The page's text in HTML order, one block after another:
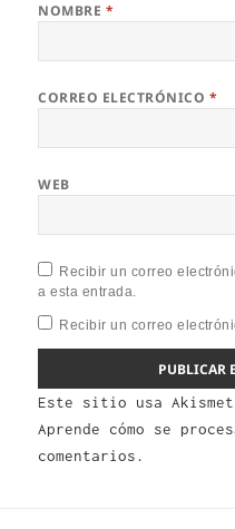
NOMBRE *
CORREO ELECTRÓNICO *
WEB
Recibir un correo
a esta entrada.
Recibir un correo
Este sitio usa
Aprende cómo se
comentarios.